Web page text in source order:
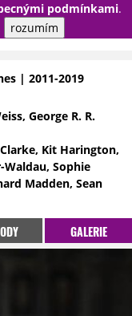
podmínkami.
rozumím
PŘIHLÁSIT
| 2011-2019
George R. R.
Kit Harington,
Waldau, Sophie
Madden, Sean
GALERIE